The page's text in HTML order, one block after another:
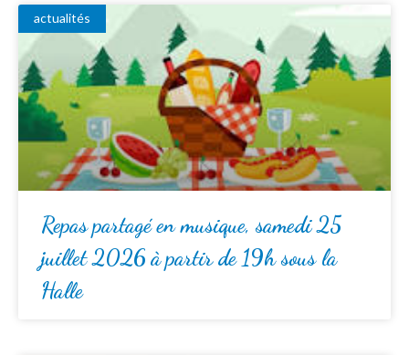
actualités
Repas partagé en musique, samedi 25
juillet 2026 à partir de 19h sous la
Halle